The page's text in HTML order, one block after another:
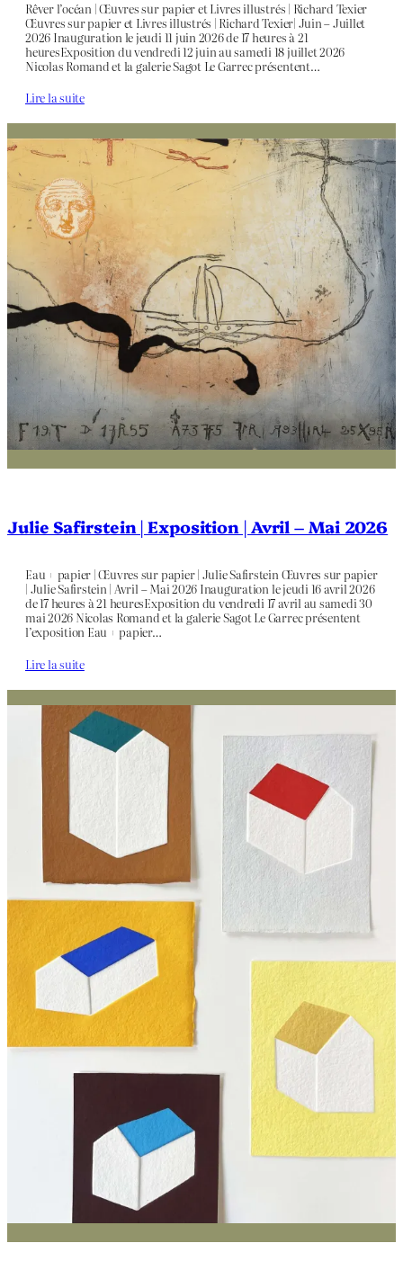
Rêver l’océan | Œuvres sur papier et Livres illustrés | Richard Texier
Œuvres sur papier et Livres illustrés | Richard Texier| Juin – Juillet
2026 Inauguration le jeudi 11 juin 2026 de 17 heures à 21
heuresExposition du vendredi 12 juin au samedi 18 juillet 2026
Nicolas Romand et la galerie Sagot Le Garrec présentent…
Lire la suite
Julie Safirstein | Exposition | Avril – Mai 2026
Eau + papier | Œuvres sur papier | Julie Safirstein Œuvres sur papier
| Julie Safirstein | Avril – Mai 2026 Inauguration le jeudi 16 avril 2026
de 17 heures à 21 heuresExposition du vendredi 17 avril au samedi 30
mai 2026 Nicolas Romand et la galerie Sagot Le Garrec présentent
l’exposition Eau + papier…
Lire la suite